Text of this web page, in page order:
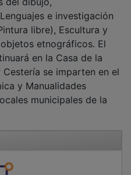
e investigación
libre), Escultura y
etnográficos. El
en la Casa de la
se imparten en el
y Manualidades
municipales de la